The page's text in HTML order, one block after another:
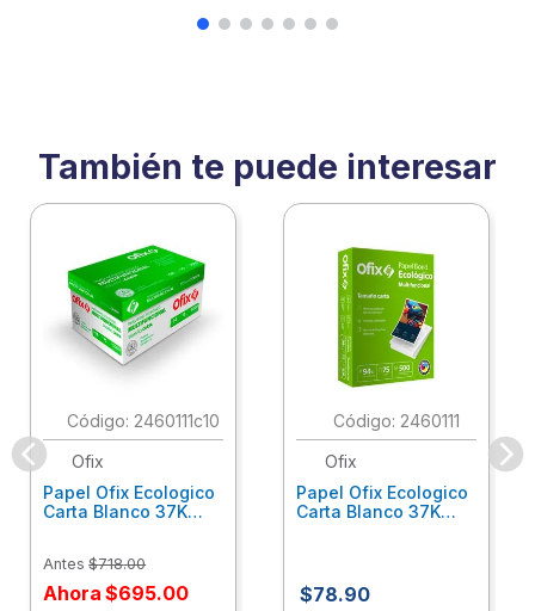
También te puede interesar
: 2460111c10
Ofix
Papel Ofix Ecologico
Carta Blanco 37K
Antes $718.00
Ahora $695.00
: 2460111
Ofix
Papel Ofix Ecologico
Carta Blanco 37K
$78.90